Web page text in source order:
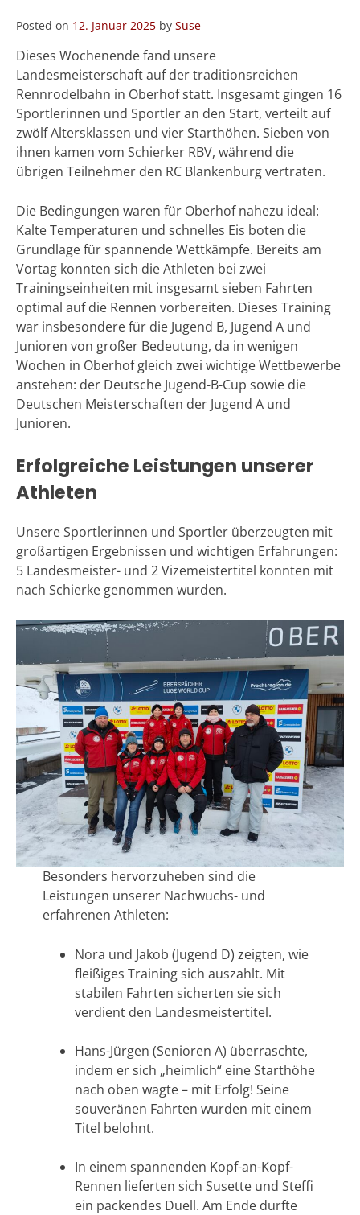
Posted on 12. Januar 2025 by Suse
Dieses Wochenende fand unsere
Landesmeisterschaft auf der traditionsreichen
Rennrodelbahn in Oberhof statt. Insgesamt gingen 16
Sportlerinnen und Sportler an den Start, verteilt auf
zwölf Altersklassen und vier Starthöhen. Sieben von
ihnen kamen vom Schierker RBV, während die
übrigen Teilnehmer den RC Blankenburg vertraten.
Die Bedingungen waren für Oberhof nahezu ideal:
Kalte Temperaturen und schnelles Eis boten die
Grundlage für spannende Wettkämpfe. Bereits am
Vortag konnten sich die Athleten bei zwei
Trainingseinheiten mit insgesamt sieben Fahrten
optimal auf die Rennen vorbereiten. Dieses Training
war insbesondere für die Jugend B, Jugend A und
Junioren von großer Bedeutung, da in wenigen
Wochen in Oberhof gleich zwei wichtige Wettbewerbe
anstehen: der Deutsche Jugend-B-Cup sowie die
Deutschen Meisterschaften der Jugend A und
Junioren.
Erfolgreiche Leistungen unserer
Athleten
Unsere Sportlerinnen und Sportler überzeugten mit
großartigen Ergebnissen und wichtigen Erfahrungen:
5 Landesmeister- und 2 Vizemeistertitel konnten mit
nach Schierke genommen wurden.
Besonders hervorzuheben sind die
Leistungen unserer Nachwuchs- und
erfahrenen Athleten:
Nora und Jakob (Jugend D) zeigten, wie
fleißiges Training sich auszahlt. Mit
stabilen Fahrten sicherten sie sich
verdient den Landesmeistertitel.
Hans-Jürgen (Senioren A) überraschte,
indem er sich „heimlich“ eine Starthöhe
nach oben wagte – mit Erfolg! Seine
souveränen Fahrten wurden mit einem
Titel belohnt.
In einem spannenden Kopf-an-Kopf-
Rennen lieferten sich Susette und Steffi
ein packendes Duell. Am Ende durfte